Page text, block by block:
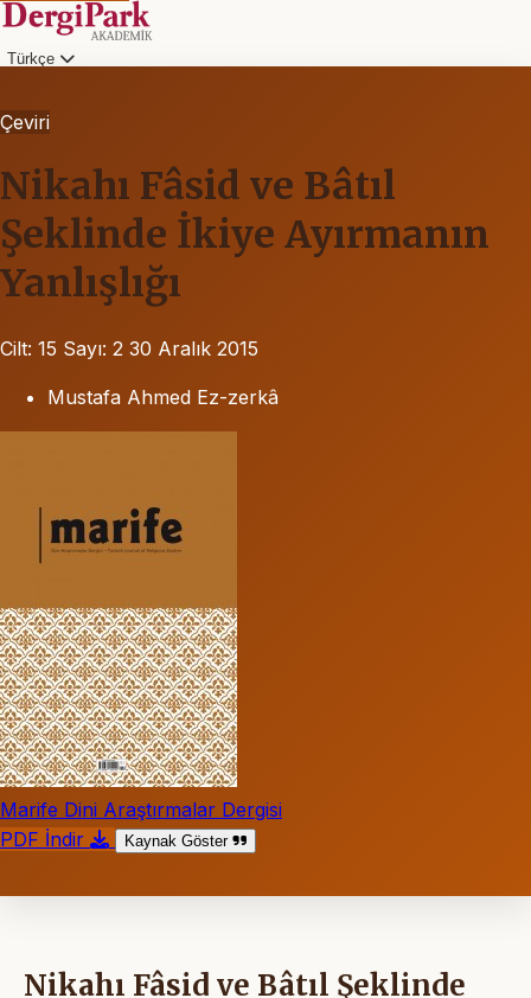
Türkçe
Çeviri
Nikahı Fâsid ve Bâtıl
Şeklinde İkiye Ayırmanın
Yanlışlığı
Cilt: 15 Sayı: 2 30 Aralık 2015
Mustafa Ahmed Ez-zerkâ
Marife Dini Araştırmalar Dergisi
PDF İndir
Kaynak Göster
Nikahı Fâsid ve Bâtıl Şeklinde